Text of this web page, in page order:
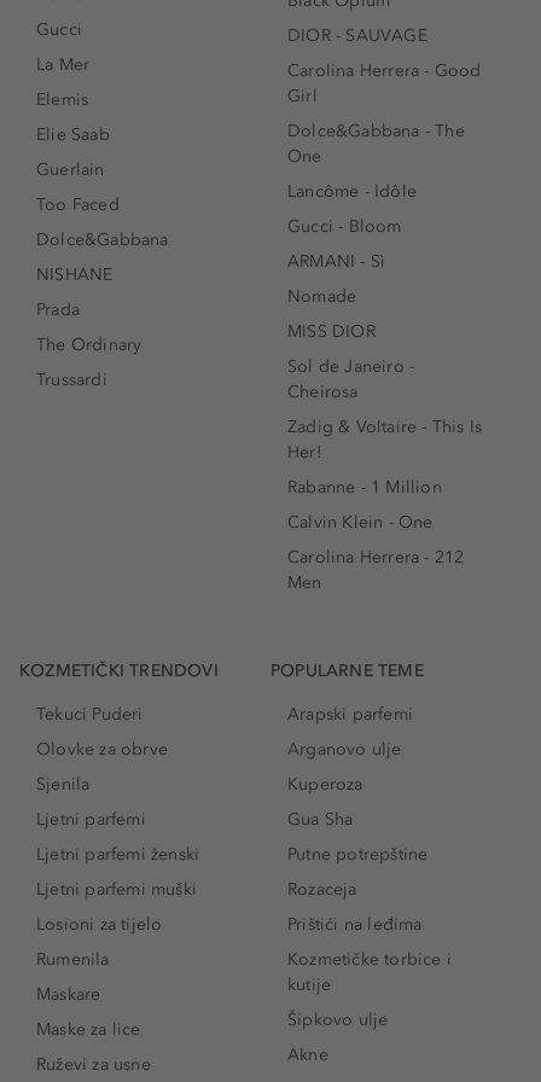
Gucci
La Mer
Elemis
Elie Saab
Guerlain
Too Faced
Dolce&Gabbana
NISHANE
Prada
The Ordinary
Trussardi
DIOR - SAUVAGE
Carolina Herrera - Good
Girl
Dolce&Gabbana - The
One
Lancôme - Idôle
Gucci - Bloom
ARMANI - Sì
Nomade
MISS DIOR
Sol de Janeiro -
Cheirosa
Zadig & Voltaire - This Is
Her!
Rabanne - 1 Million
Calvin Klein - One
Carolina Herrera - 212
Men
KOZMETIČKI TRENDOVI
Tekuci Puderi
Olovke za obrve
Sjenila
Ljetni parfemi
Ljetni parfemi ženski
Ljetni parfemi muški
Losioni za tijelo
Rumenila
Maskare
Maske za lice
Ruževi za usne
POPULARNE TEME
Arapski parfemi
Arganovo ulje
Kuperoza
Gua Sha
Putne potrepštine
Rozaceja
Prištići na leđima
Kozmetičke torbice i
kutije
Šipkovo ulje
Akne